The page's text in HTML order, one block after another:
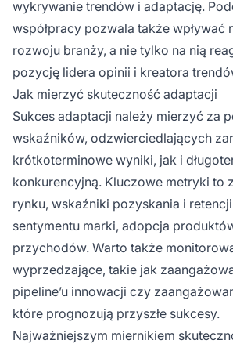
wykrywanie trendów i adaptację.
współpracy pozwala także wpływać
rozwoju branży, a nie tylko na nią
pozycję lidera opinii i kreatora
Jak mierzyć skuteczność adaptacji
Sukces adaptacji należy mierzyć za
wskaźników, odzwierciedlających
krótkoterminowe wyniki, jak i
konkurencyjną. Kluczowe metryki to
rynku, wskaźniki pozyskania i
sentymentu marki, adopcja
przychodów. Warto także
wyprzedzające, takie jak
pipeline’u innowacji czy
które prognozują przyszłe sukcesy.
Najważniejszym miernikiem